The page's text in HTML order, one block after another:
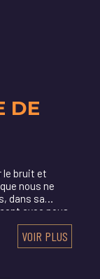
DE
le bruit et
nous ne
dans sa
avec nous.
VOIR PLUS